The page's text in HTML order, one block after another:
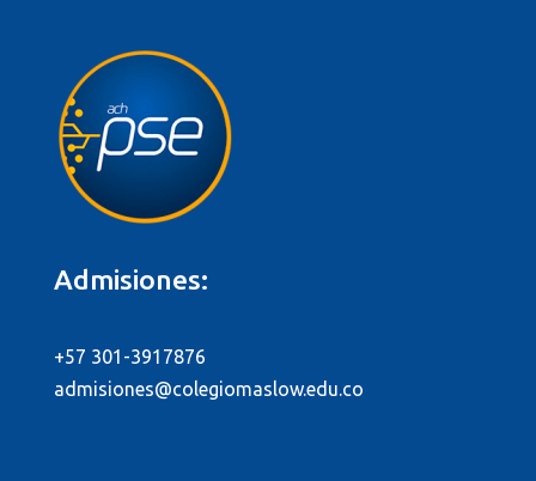
Admisiones:
+57 301-3917876
admisiones@colegiomaslow.edu.co